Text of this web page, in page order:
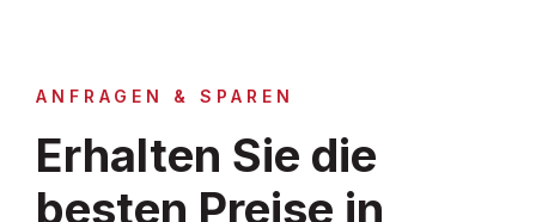
ANFRAGEN & SPAREN
Erhalten Sie die
besten Preise in